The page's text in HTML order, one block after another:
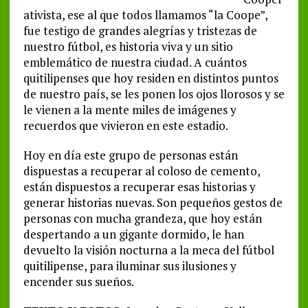
ativista, ese al que todos llamamos “la Coope”,
fue testigo de grandes alegrías y tristezas de
nuestro fútbol, es historia viva y un sitio
emblemático de nuestra ciudad. A cuántos
quitilipenses que hoy residen en distintos puntos
de nuestro país, se les ponen los ojos llorosos y se
le vienen a la mente miles de imágenes y
recuerdos que vivieron en este estadio.
Hoy en día este grupo de personas están
dispuestas a recuperar al coloso de cemento,
están dispuestos a recuperar esas historias y
generar historias nuevas. Son pequeños gestos de
personas con mucha grandeza, que hoy están
despertando a un gigante dormido, le han
devuelto la visión nocturna a la meca del fútbol
quitilipense, para iluminar sus ilusiones y
encender sus sueños.